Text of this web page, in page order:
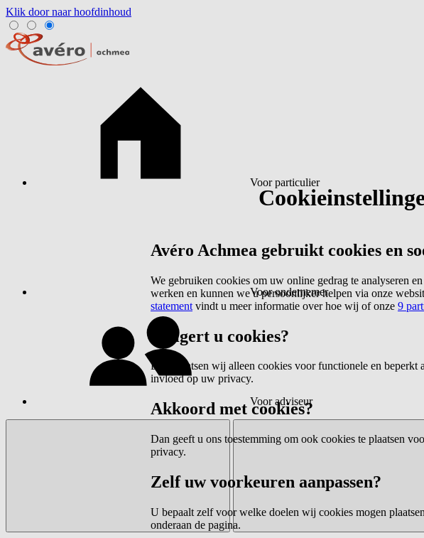
Klik door naar hoofdinhoud
Voor particulier
Voor ondernemer
Voor adviseur
Avéro Achmea gebruikt cookies en
We gebruiken cookies om uw online gedrag te analyseren
werken en kunnen we u persoonlijker helpen via onze
statement vindt u meer informatie over hoe wij of onze 9
Weigert u cookies?
Dan plaatsen wij alleen cookies voor functionele en
invloed op uw privacy.
Akkoord met cookies?
Dan geeft u ons toestemming om ook cookies te plaatsen
privacy.
Zelf uw voorkeuren aanpassen?
U bepaalt zelf voor welke doelen wij cookies mogen
onderaan de pagina.